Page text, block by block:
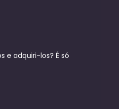
e adquiri-los? É só